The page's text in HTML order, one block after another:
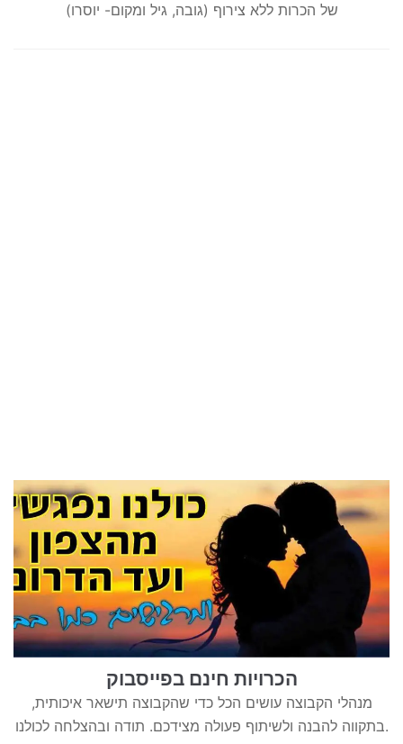
של הכרות ללא צירוף (גובה, גיל ומקום- יוסרו)
הכרויות חינם בפייסבוק
מנהלי הקבוצה עושים הכל כדי שהקבוצה תישאר איכותית,
בתקווה להבנה ולשיתוף פעולה מצידכם. תודה ובהצלחה לכולנו.